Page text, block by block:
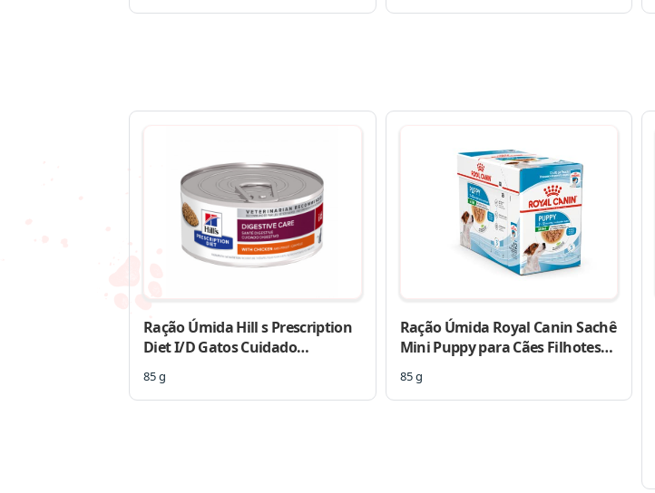
Ração Úmida Hill s Prescription
Diet I/D Gatos Cuidado
85 g
Ração Úmida Royal Canin Sachê
Mini Puppy para Cães Filhotes
85 g